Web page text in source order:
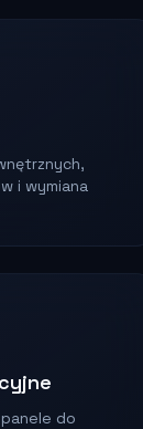
i wymiana
do